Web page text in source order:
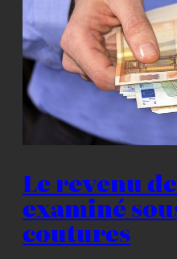
Le revenu
examiné
coutures